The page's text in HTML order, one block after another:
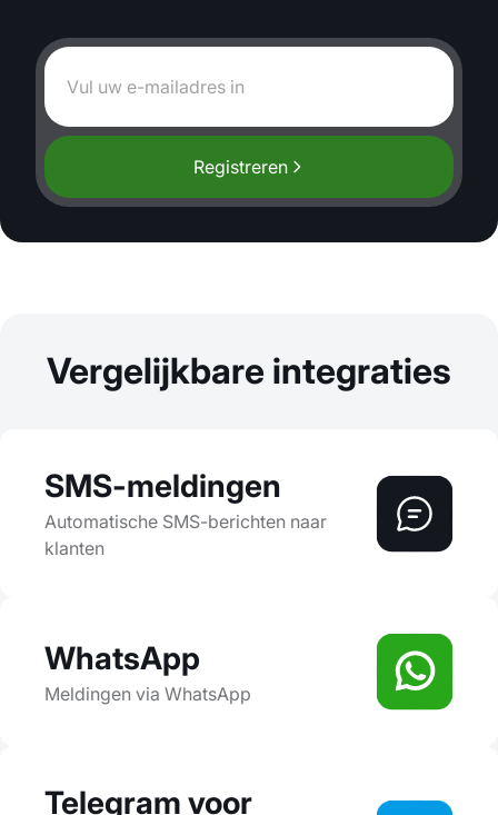
Registreren
Vergelijkbare integraties
SMS-meldingen
Automatische SMS-berichten naar
klanten
WhatsApp
Meldingen via WhatsApp
Telegram voor